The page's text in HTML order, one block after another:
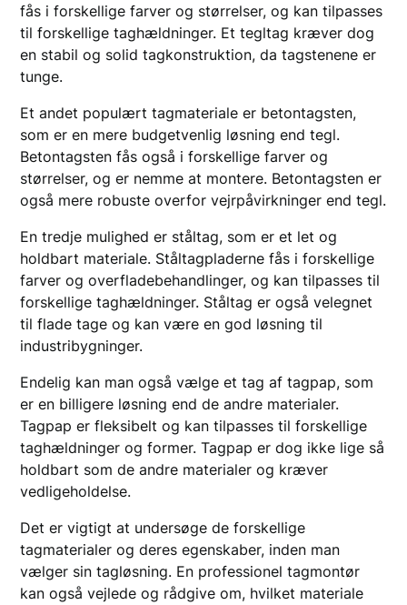
fås i forskellige farver og størrelser, og kan tilpasses
til forskellige taghældninger. Et tegltag kræver dog
en stabil og solid tagkonstruktion, da tagstenene er
tunge.
Et andet populært tagmateriale er betontagsten,
som er en mere budgetvenlig løsning end tegl.
Betontagsten fås også i forskellige farver og
størrelser, og er nemme at montere. Betontagsten er
også mere robuste overfor vejrpåvirkninger end tegl.
En tredje mulighed er ståltag, som er et let og
holdbart materiale. Ståltagpladerne fås i forskellige
farver og overfladebehandlinger, og kan tilpasses til
forskellige taghældninger. Ståltag er også velegnet
til flade tage og kan være en god løsning til
industribygninger.
Endelig kan man også vælge et tag af tagpap, som
er en billigere løsning end de andre materialer.
Tagpap er fleksibelt og kan tilpasses til forskellige
taghældninger og former. Tagpap er dog ikke lige så
holdbart som de andre materialer og kræver
vedligeholdelse.
Det er vigtigt at undersøge de forskellige
tagmaterialer og deres egenskaber, inden man
vælger sin tagløsning. En professionel tagmontør
kan også vejlede og rådgive om, hvilket materiale